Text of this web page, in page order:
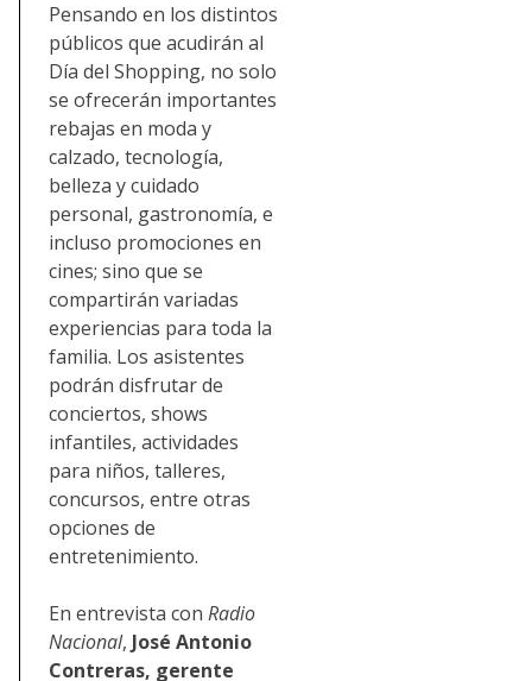
Pensando en los distintos
públicos que acudirán al
Día del Shopping, no solo
se ofrecerán importantes
rebajas en moda y
calzado, tecnología,
belleza y cuidado
personal, gastronomía, e
incluso promociones en
cines; sino que se
compartirán variadas
experiencias para toda la
familia. Los asistentes
podrán disfrutar de
conciertos, shows
infantiles, actividades
para niños, talleres,
concursos, entre otras
opciones de
entretenimiento.
En entrevista con Radio
Nacional, José Antonio
Contreras, gerente